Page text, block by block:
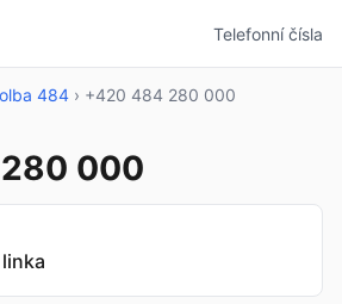
Telefonní čísla
484 › +420 484 280 000
000